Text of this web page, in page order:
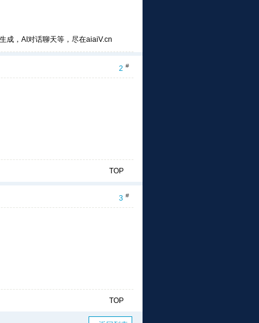
成，AI对话聊天等，尽在aiaiV.cn
2 #
TOP
3 #
TOP